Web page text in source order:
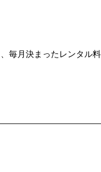
毎月決まったレンタル